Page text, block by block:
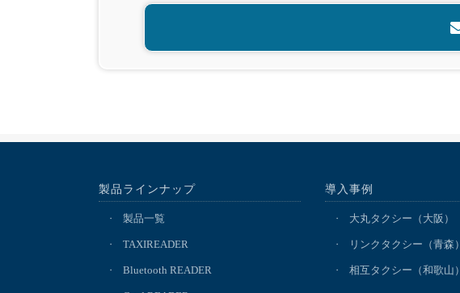
製品ラインナップ
製品一覧
TAXIREADER
Bluetooth READER
導入事例
大丸タクシー（大阪）
リンクタクシー（青森）
相互タクシー（和歌山）